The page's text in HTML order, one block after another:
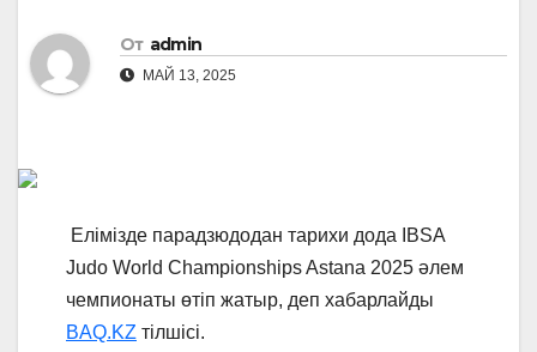
От admin
МАЙ 13, 2025
Елімізде парадзюдодан тарихи дода IBSA
Judo World Championships Astana 2025 әлем
чемпионаты өтіп жатыр, деп хабарлайды
BAQ.KZ тілшісі.